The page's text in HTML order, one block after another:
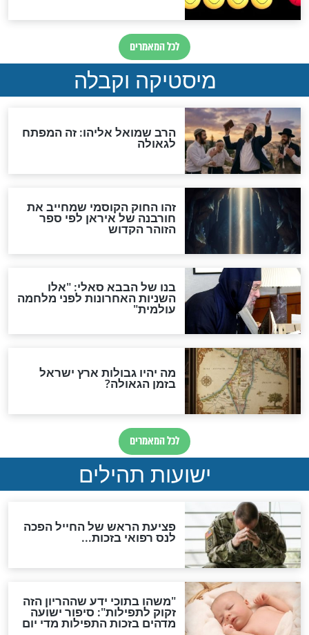
"לפני הגאולה תהיה אפיקורסות
והכחשה גדולה מאוד של
האמונה"
האם לאחר בוא המשיח יהיה
אפשר לחזור בתשובה?
לכל המאמרים
להמתקת הדינים וביטול
גזרות
סגולת ע"ב שמות הקודש
תפילה סגולית להמתקת
הדינים